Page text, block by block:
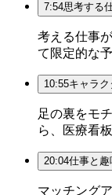
7:54思考する
考える仕事
て限定的な
10:55キャラ
足の裏をモ
ら、医療看
20:04仕事と趣
マッチング